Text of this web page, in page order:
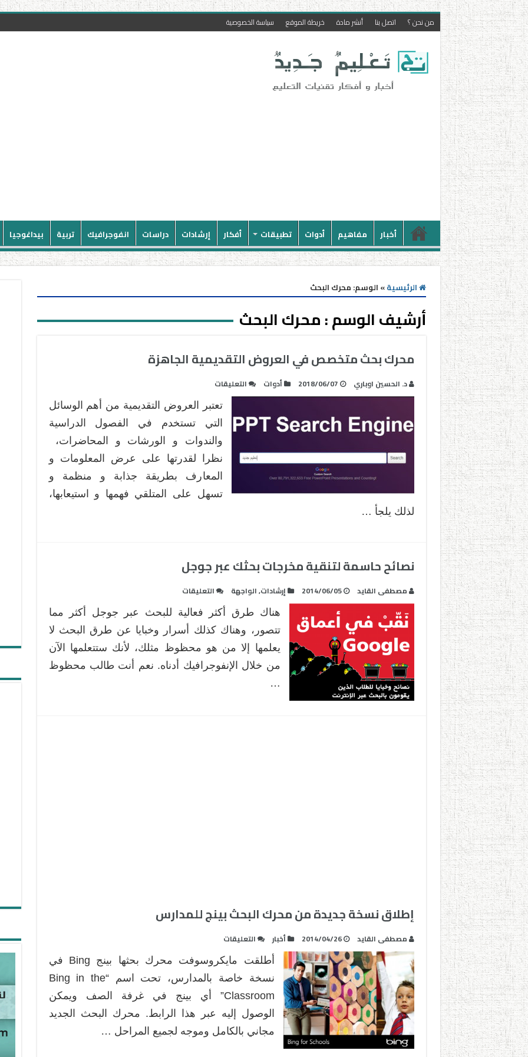
من نحن ؟ اتصل بنا أنشر مادة خريطة الموقع سياسة الخصوصية
أخبار مفاهيم أدوات تطبيقات أفكار إرشادات دراسات انفوجرافيك تربية بيداغوجيا
الرئيسية» الوسم: محرك البحث
أرشيف الوسم :محرك البحث
محرك بحث متخصص في العروض التقديمية الجاهزة
د. الحسين اوباري 2018/06/07 أدوات التعليقات
بحث
متخصص
في
العروض
التقديمية
الجاهزة
مغلقة
تعتبر العروض التقديمية من أهم الوسائل
التي تستخدم في الفصول الدراسية
والندوات و الورشات و المحاضرات،
نظرا لقدرتها على عرض المعلومات و
المعارف بطريقة جذابة و منظمة و
تسهل على المتلقي فهمها و استيعابها،
لذلك يلجأ …
نصائح حاسمة لتنقية مخرجات بحثك عبر جوجل
مصطفى القايد 2014/06/05 إرشادات,الواجهة التعليقات
حاسمة
لتنقية
مخرجات
بحثك
عبر
هناك طرق أكثر فعالية للبحث عبر جوجل أكثر مما
تتصور، وهناك كذلك أسرار وخبايا عن طرق البحث لا
يعلمها إلا من هو محظوظ مثلك، لأنك ستتعلمها الآن
من خلال الإنفوجرافيك أدناه. نعم أنت طالب محظوظ
…
إطلاق نسخة جديدة من محرك البحث بينج للمدارس
مصطفى القايد 2014/04/26 أخبار التعليقات
نسخة
جديدة
من
محرك
البحث
بينج
أطلقت مايكروسوفت محرك بحثها بينج Bing في
نسخة خاصة بالمدارس، تحت اسم “Bing in the
Classroom” أي بينج في غرفة الصف ويمكن
الوصول إليه عبر هذا الرابط. محرك البحث الجديد
مجاني بالكامل وموجه لجميع المراحل …